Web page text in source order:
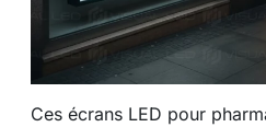
Ces écrans LED pour